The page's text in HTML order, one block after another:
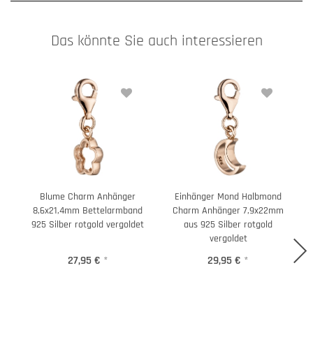
Das könnte Sie auch interessieren
Blume Charm Anhänger
8,6x21,4mm Bettelarmband
925 Silber rotgold vergoldet
27,95 € *
Einhänger Mond Halbmond
Charm Anhänger 7,9x22mm
aus 925 Silber rotgold
vergoldet
29,95 € *